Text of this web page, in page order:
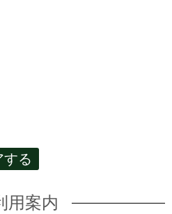
る
用案内